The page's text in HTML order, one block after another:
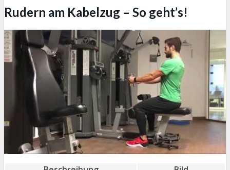
Rudern am Kabelzug – So geht’s!